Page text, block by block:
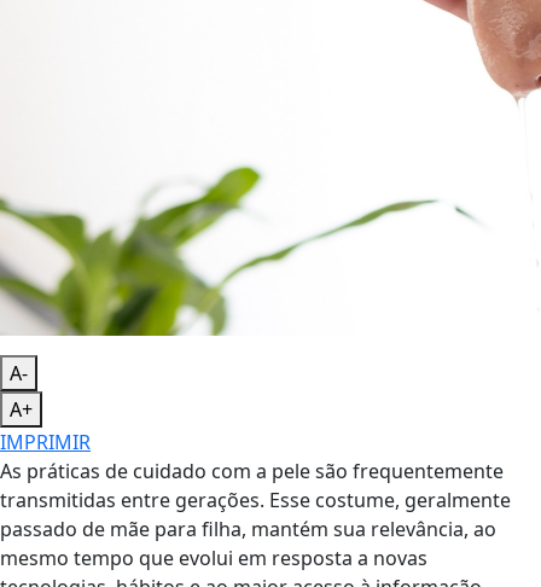
A-
A+
IMPRIMIR
As práticas de cuidado com a pele são frequentemente
transmitidas entre gerações. Esse costume, geralmente
passado de mãe para filha, mantém sua relevância, ao
mesmo tempo que evolui em resposta a novas